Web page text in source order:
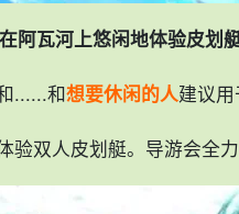
在阿瓦河上悠闲地体验皮划
......和想要休闲的人建议
验双人皮划艇。导游会全